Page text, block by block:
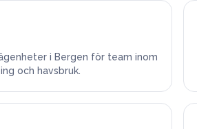
i Bergen för team inom
och havsbruk.